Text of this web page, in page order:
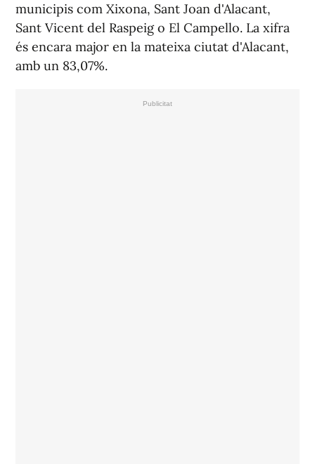
municipis com Xixona, Sant Joan d'Alacant,
Sant Vicent del Raspeig o El Campello. La xifra
és encara major en la mateixa ciutat d'Alacant,
amb un 83,07%.